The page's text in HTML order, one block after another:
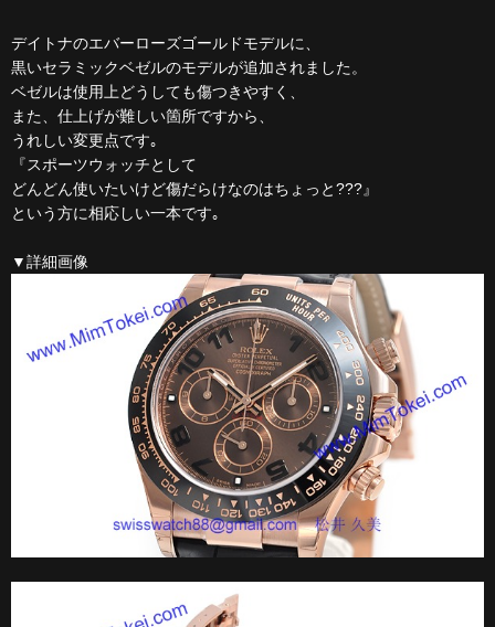
デイトナのエバーローズゴールドモデルに、
黒いセラミックベゼルのモデルが追加されました。
ベゼルは使用上どうしても傷つきやすく、
また、仕上げが難しい箇所ですから、
うれしい変更点です｡
『スポーツウォッチとして
どんどん使いたいけど傷だらけなのはちょっと???』
という方に相応しい一本です｡
▼詳細画像